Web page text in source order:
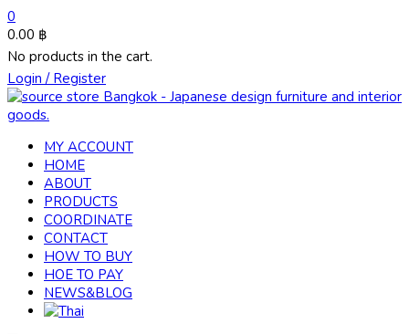
0
0.00 ฿
No products in the cart.
Login / Register
MY ACCOUNT
HOME
ABOUT
PRODUCTS
COORDINATE
CONTACT
HOW TO BUY
HOE TO PAY
NEWS&BLOG